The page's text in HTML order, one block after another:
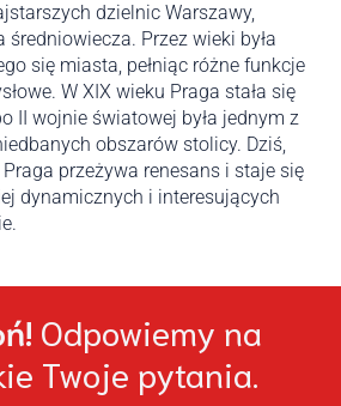
dzielnic Warszawy,
Przez wieki była
się miasta, pełniąc różne funkcje
W XIX wieku Praga stała się
II wojnie światowej była jednym z
obszarów stolicy. Dziś,
przeżywa renesans i staje się
dynamicznych i interesujących
Odpowiemy na
Twoje pytania.